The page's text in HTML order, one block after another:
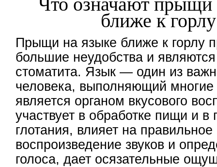
ближе к
Прыщи на языке ближе к горлу
большие неудобства и
стоматита. Язык — один из
человека, выполняющий
является органом вкусового
участвует в обработке пищи и в
глотания, влияет на правильное
воспроизведение звуков и
голоса, дает осязательные